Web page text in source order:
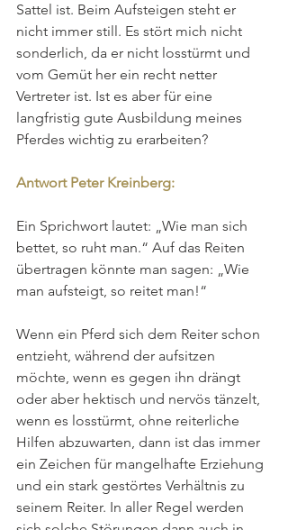
Sattel ist. Beim Aufsteigen steht er
nicht immer still. Es stört mich nicht
sonderlich, da er nicht losstürmt und
vom Gemüt her ein recht netter
Vertreter ist. Ist es aber für eine
langfristig gute Ausbildung meines
Pferdes wichtig zu erarbeiten?
Antwort Peter Kreinberg:
Ein Sprichwort lautet: „Wie man sich
bettet, so ruht man.“ Auf das Reiten
übertragen könnte man sagen: „Wie
man aufsteigt, so reitet man!“
Wenn ein Pferd sich dem Reiter schon
entzieht, während der aufsitzen
möchte, wenn es gegen ihn drängt
oder aber hektisch und nervös tänzelt,
wenn es losstürmt, ohne reiterliche
Hilfen abzuwarten, dann ist das immer
ein Zeichen für mangelhafte Erziehung
und ein stark gestörtes Verhältnis zu
seinem Reiter. In aller Regel werden